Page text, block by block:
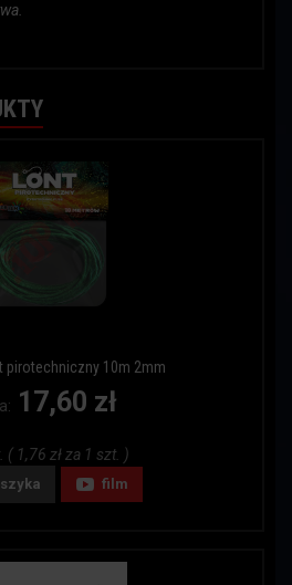
pirotechniczny 10m 2mm
17,60 zł
( 1,76 zł za 1 szt. )
film